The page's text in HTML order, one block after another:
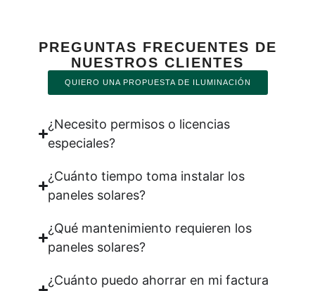
PREGUNTAS FRECUENTES DE
NUESTROS CLIENTES
QUIERO UNA PROPUESTA DE ILUMINACIÓN
¿Necesito permisos o licencias
especiales?
¿Cuánto tiempo toma instalar los
paneles solares?
¿Qué mantenimiento requieren los
paneles solares?
¿Cuánto puedo ahorrar en mi factura